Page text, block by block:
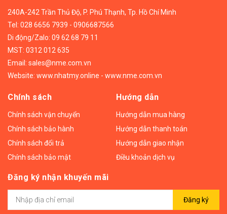
240A-242 Trần Thủ Độ, P. Phú Thạnh, Tp. Hồ Chí Minh
Tel: 028 6656 7939 - 0906687566
Di động/Zalo: 09 62 68 79 11
MST: 0312 012 635
Email: sales@nme.com.vn
Website: www.nhatmy.online - www.nme.com.vn
Chính sách
Chính sách vận chuyển
Chính sách bảo hành
Chính sách đổi trả
Chính sách bảo mật
Hướng dẫn
Hướng dẫn mua hàng
Hướng dẫn thanh toán
Hướng dẫn giao nhận
Điều khoản dịch vụ
Đăng ký nhận khuyến mãi
Đăng ký